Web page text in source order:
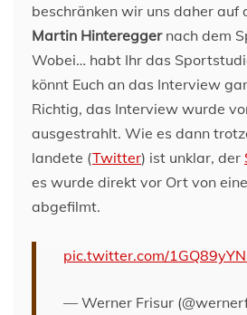
beschränken wir uns daher auf
Martin Hintereggernach dem
Wobei… habt Ihr das
könnt Euch an das Interview
Richtig, das Interview wurde
ausgestrahlt. Wie es dann
landete (Twitter) ist unklar, der
es wurde direkt vor Ort von
abgefilmt.
pic.twitter.com/
— Werner Frisur